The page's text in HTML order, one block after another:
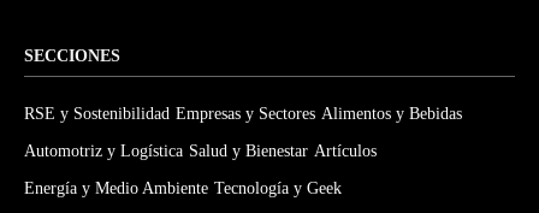
SECCIONES
RSE y Sostenibilidad Empresas y Sectores Alimentos y Bebidas
Automotriz y Logística Salud y Bienestar Artículos
Energía y Medio Ambiente Tecnología y Geek